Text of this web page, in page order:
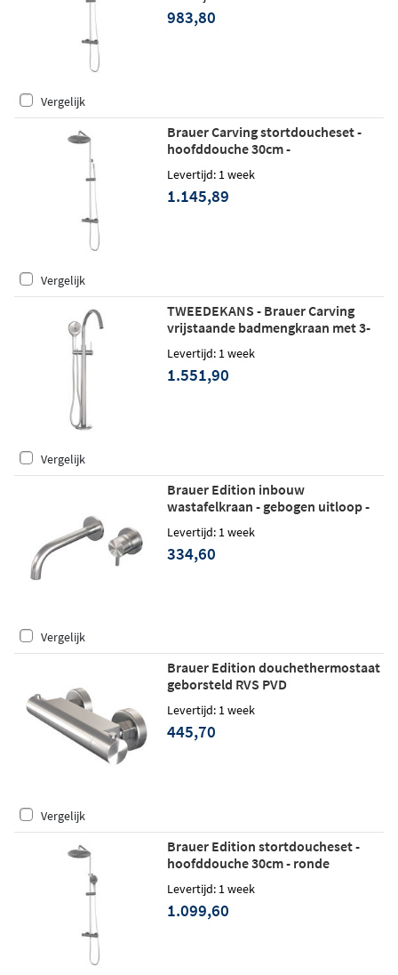
983,80
Vergelijk
Brauer Carving stortdoucheset -
hoofddouche 30cm -
PVD
Levertijd: 1 week
1.145,89
Vergelijk
TWEEDEKANS - Brauer Carving
vrijstaande badmengkraan met 3-
PVD
Levertijd: 1 week
1.551,90
Vergelijk
Brauer Edition inbouw
wastafelkraan - gebogen uitloop -
geborsteld RVS PVD
Levertijd: 1 week
334,60
Vergelijk
Brauer Edition douchethermostaat
geborsteld RVS PVD
Levertijd: 1 week
445,70
Vergelijk
Brauer Edition stortdoucheset -
hoofddouche 30cm - ronde
handdouche - geborsteld RVS PVD
Levertijd: 1 week
1.099,60